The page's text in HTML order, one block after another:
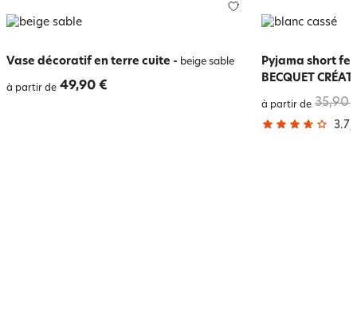
Vase décoratif en terre cuite - beige sable
à partir de 49,90 €
Pyjama short
BECQUET
à partir de 35,90
3.7